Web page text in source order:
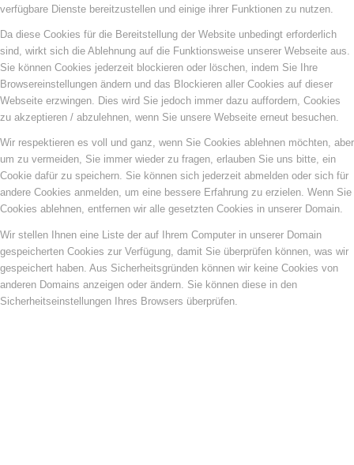
verfügbare Dienste bereitzustellen und einige ihrer Funktionen zu nutzen.
Da diese Cookies für die Bereitstellung der Website unbedingt erforderlich
sind, wirkt sich die Ablehnung auf die Funktionsweise unserer Webseite aus.
Sie können Cookies jederzeit blockieren oder löschen, indem Sie Ihre
Browsereinstellungen ändern und das Blockieren aller Cookies auf dieser
Webseite erzwingen. Dies wird Sie jedoch immer dazu auffordern, Cookies
zu akzeptieren / abzulehnen, wenn Sie unsere Webseite erneut besuchen.
Wir respektieren es voll und ganz, wenn Sie Cookies ablehnen möchten, aber
um zu vermeiden, Sie immer wieder zu fragen, erlauben Sie uns bitte, ein
Cookie dafür zu speichern. Sie können sich jederzeit abmelden oder sich für
andere Cookies anmelden, um eine bessere Erfahrung zu erzielen. Wenn Sie
Cookies ablehnen, entfernen wir alle gesetzten Cookies in unserer Domain.
Wir stellen Ihnen eine Liste der auf Ihrem Computer in unserer Domain
gespeicherten Cookies zur Verfügung, damit Sie überprüfen können, was wir
gespeichert haben. Aus Sicherheitsgründen können wir keine Cookies von
anderen Domains anzeigen oder ändern. Sie können diese in den
Sicherheitseinstellungen Ihres Browsers überprüfen.